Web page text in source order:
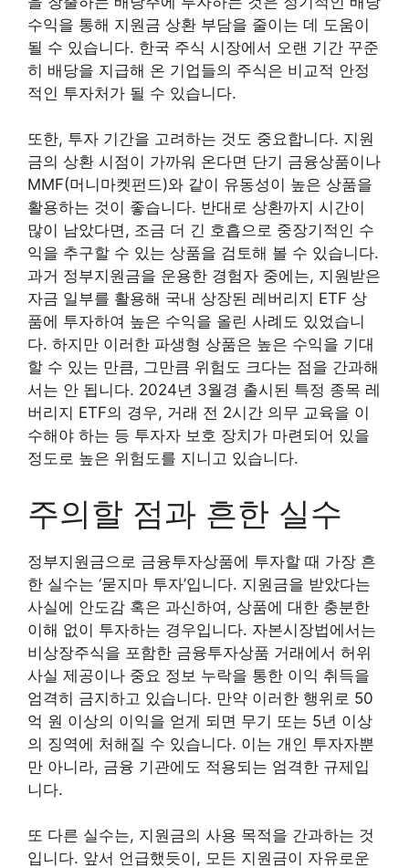
수익을 통해 지원금 상환 부담을 줄이는 데 도움이
될 수 있습니다. 한국 주식 시장에서 오랜 기간 꾸준
히 배당을 지급해 온 기업들의 주식은 비교적 안정
적인 투자처가 될 수 있습니다.
또한, 투자 기간을 고려하는 것도 중요합니다. 지원
금의 상환 시점이 가까워 온다면 단기 금융상품이나
MMF(머니마켓펀드)와 같이 유동성이 높은 상품을
활용하는 것이 좋습니다. 반대로 상환까지 시간이
많이 남았다면, 조금 더 긴 호흡으로 중장기적인 수
익을 추구할 수 있는 상품을 검토해 볼 수 있습니다.
과거 정부지원금을 운용한 경험자 중에는, 지원받은
자금 일부를 활용해 국내 상장된 레버리지 ETF 상
품에 투자하여 높은 수익을 올린 사례도 있었습니
다. 하지만 이러한 파생형 상품은 높은 수익을 기대
할 수 있는 만큼, 그만큼 위험도 크다는 점을 간과해
서는 안 됩니다. 2024년 3월경 출시된 특정 종목 레
버리지 ETF의 경우, 거래 전 2시간 의무 교육을 이
수해야 하는 등 투자자 보호 장치가 마련되어 있을
정도로 높은 위험도를 지니고 있습니다.
주의할 점과 흔한 실수
정부지원금으로 금융투자상품에 투자할 때 가장 흔
한 실수는 ‘묻지마 투자’입니다. 지원금을 받았다는
사실에 안도감 혹은 과신하여, 상품에 대한 충분한
이해 없이 투자하는 경우입니다. 자본시장법에서는
비상장주식을 포함한 금융투자상품 거래에서 허위
사실 제공이나 중요 정보 누락을 통한 이익 취득을
엄격히 금지하고 있습니다. 만약 이러한 행위로 50
억 원 이상의 이익을 얻게 되면 무기 또는 5년 이상
의 징역에 처해질 수 있습니다. 이는 개인 투자자뿐
만 아니라, 금융 기관에도 적용되는 엄격한 규제입
니다.
또 다른 실수는, 지원금의 사용 목적을 간과하는 것
입니다. 앞서 언급했듯이, 모든 지원금이 자유로운